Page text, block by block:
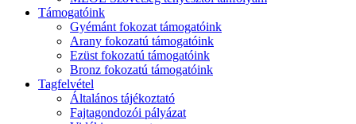
Támogatóink
Gyémánt fokozat támogatóink
Arany fokozatú támogatóink
Ezüst fokozatú támogatóink
Bronz fokozatú támogatóink
Tagfelvétel
Általános tájékoztató
Fajtagondozói pályázat